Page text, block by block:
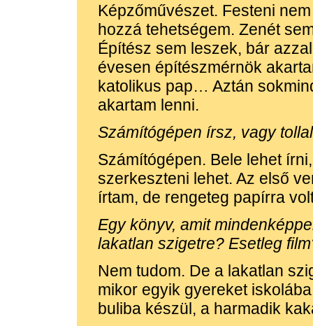
Képzőművészet. Festeni
hozzá tehetségem. Zenét
Építész sem leszek, bár
évesen építészmérnök
katolikus pap… Aztán
akartam lenni.
Számítógépen írsz, vagy
Számítógépen. Bele lehet
szerkeszteni lehet. Az első
írtam, de rengeteg papírra
Egy könyv, amit
lakatlan szigetre? Esetleg
Nem tudom. De a lakatlan
mikor egyik gyereket
buliba készül, a harmadik